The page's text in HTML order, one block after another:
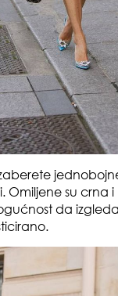
Omiljene su crna
da